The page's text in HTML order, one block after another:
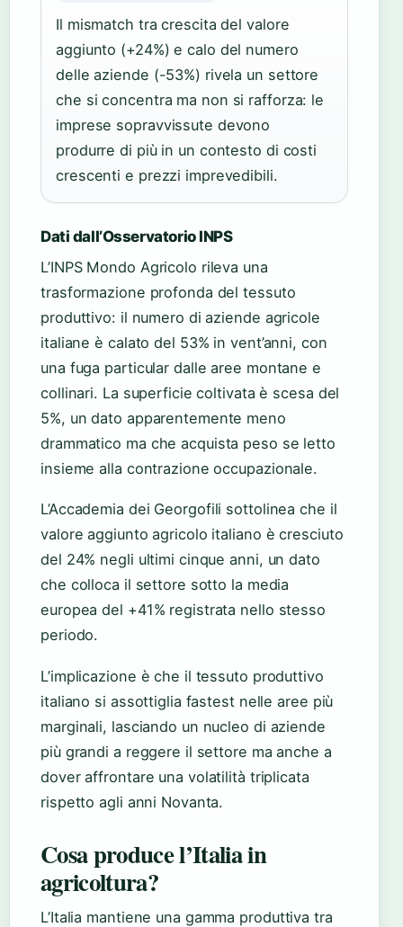
Il mismatch tra crescita del valore
aggiunto (+24%) e calo del numero
delle aziende (-53%) rivela un settore
che si concentra ma non si rafforza: le
imprese sopravvissute devono
produrre di più in un contesto di costi
crescenti e prezzi imprevedibili.
Dati dall’Osservatorio INPS
L’INPS Mondo Agricolo rileva una
trasformazione profonda del tessuto
produttivo: il numero di aziende agricole
italiane è calato del 53% in vent’anni, con
una fuga particular dalle aree montane e
collinari. La superficie coltivata è scesa del
5%, un dato apparentemente meno
drammatico ma che acquista peso se letto
insieme alla contrazione occupazionale.
L’Accademia dei Georgofili sottolinea che il
valore aggiunto agricolo italiano è cresciuto
del 24% negli ultimi cinque anni, un dato
che colloca il settore sotto la media
europea del +41% registrata nello stesso
periodo.
L’implicazione è che il tessuto produttivo
italiano si assottiglia fastest nelle aree più
marginali, lasciando un nucleo di aziende
più grandi a reggere il settore ma anche a
dover affrontare una volatilità triplicata
rispetto agli anni Novanta.
Cosa produce l’Italia in
agricoltura?
L’Italia mantiene una gamma produttiva tra